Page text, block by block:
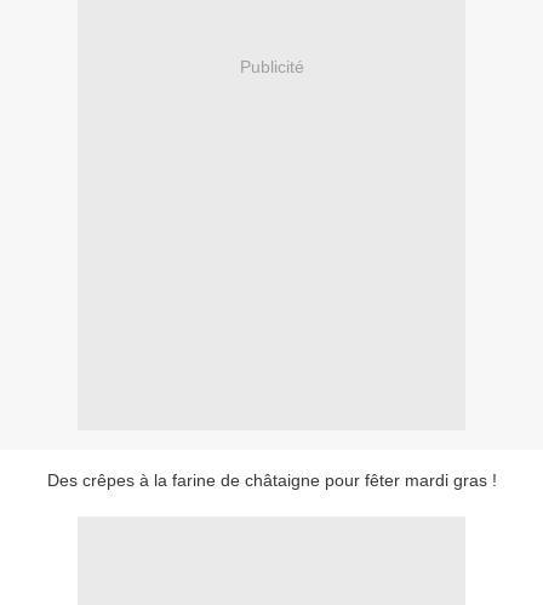
Publicité
Des crêpes à la farine de châtaigne pour fêter mardi gras !